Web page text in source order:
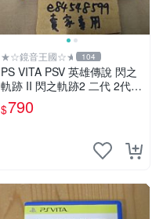
★☆鏡音王國☆★ 104
PS VITA PSV 英雄傳說 閃之
軌跡 II 閃之軌跡2 二代 2代
亞版 中文版 FALCOM 閃軌
$790